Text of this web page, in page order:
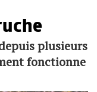
plusieurs
fonctionne